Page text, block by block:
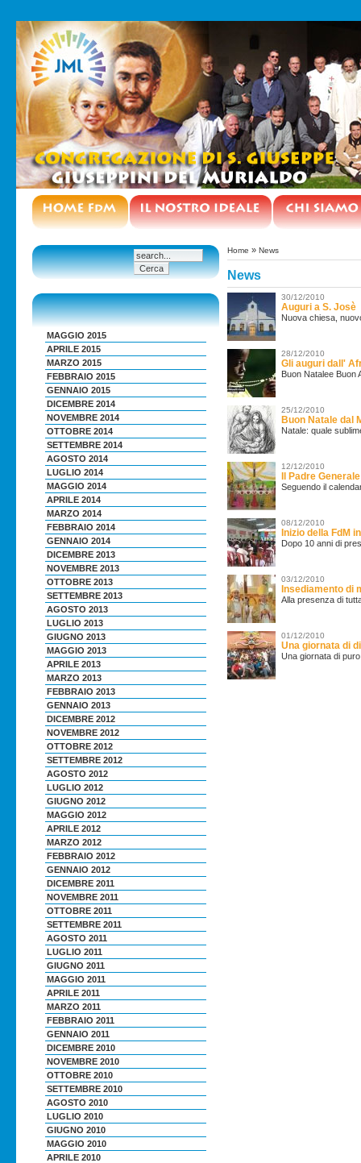
MAGGIO 2015
APRILE 2015
MARZO 2015
FEBBRAIO 2015
GENNAIO 2015
DICEMBRE 2014
NOVEMBRE 2014
OTTOBRE 2014
SETTEMBRE 2014
AGOSTO 2014
LUGLIO 2014
MAGGIO 2014
APRILE 2014
MARZO 2014
FEBBRAIO 2014
GENNAIO 2014
DICEMBRE 2013
NOVEMBRE 2013
OTTOBRE 2013
SETTEMBRE 2013
AGOSTO 2013
LUGLIO 2013
GIUGNO 2013
MAGGIO 2013
APRILE 2013
MARZO 2013
FEBBRAIO 2013
GENNAIO 2013
DICEMBRE 2012
NOVEMBRE 2012
OTTOBRE 2012
SETTEMBRE 2012
AGOSTO 2012
LUGLIO 2012
GIUGNO 2012
MAGGIO 2012
APRILE 2012
MARZO 2012
FEBBRAIO 2012
GENNAIO 2012
DICEMBRE 2011
NOVEMBRE 2011
OTTOBRE 2011
SETTEMBRE 2011
AGOSTO 2011
LUGLIO 2011
GIUGNO 2011
MAGGIO 2011
APRILE 2011
MARZO 2011
FEBBRAIO 2011
GENNAIO 2011
DICEMBRE 2010
NOVEMBRE 2010
OTTOBRE 2010
SETTEMBRE 2010
AGOSTO 2010
LUGLIO 2010
GIUGNO 2010
MAGGIO 2010
APRILE 2010
Home » News
News
30/12/2010
Auguri a S. Josè
Nuova chiesa,
28/12/2010
Gli auguri dall'
Buon Natalee Buon
25/12/2010
Buon Natale dal
Natale: quale
12/12/2010
Il Padre
Seguendo il
08/12/2010
Inizio della FdM
Dopo 10 anni di
03/12/2010
Insediamento di
Alla presenza di
01/12/2010
Una giornata di
Una giornata di